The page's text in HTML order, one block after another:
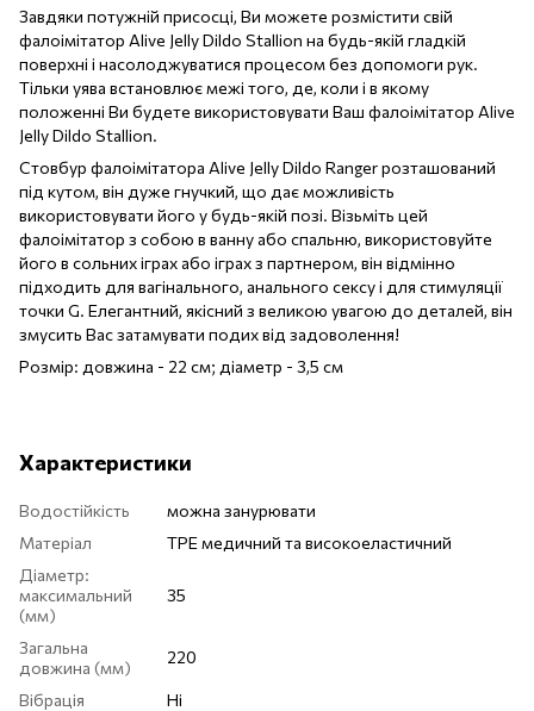
Завдяки потужній присосці, Ви можете розмістити свій
фалоімітатор Alive Jelly Dildo Stallion на будь-якій гладкій
поверхні і насолоджуватися процесом без допомоги рук.
Тільки уява встановлює межі того, де, коли і в якому
положенні Ви будете використовувати Ваш фалоімітатор Alive
Jelly Dildo Stallion.
Стовбур фалоімітатора Alive Jelly Dildo Ranger розташований
під кутом, він дуже гнучкий, що дає можливість
використовувати його у будь-якій позі. Візьміть цей
фалоімітатор з собою в ванну або спальню, використовуйте
його в сольних іграх або іграх з партнером, він відмінно
підходить для вагінального, анального сексу і для стимуляції
точки G. Елегантний, якісний з великою увагою до деталей, він
змусить Вас затамувати подих від задоволення!
Розмір: довжина - 22 см; діаметр - 3,5 см
Характеристики
Водостійкість
можна занурювати
Матеріал
TPE медичний та високоеластичний
Діаметр:
максимальний
(мм)
35
Загальна
довжина (мм)
220
Вібрація Ні